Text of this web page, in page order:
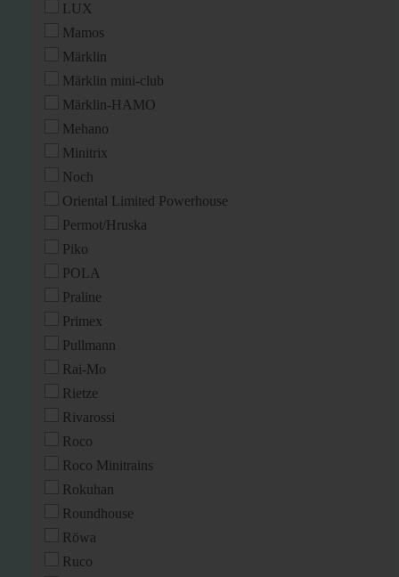
LUX
Mamos
Märklin
Märklin mini-club
Märklin-HAMO
Mehano
Minitrix
Noch
Oriental Limited Powerhouse
Permot/Hruska
Piko
POLA
Praline
Primex
Pullmann
Rai-Mo
Rietze
Rivarossi
Roco
Roco Minitrains
Rokuhan
Roundhouse
Röwa
Ruco